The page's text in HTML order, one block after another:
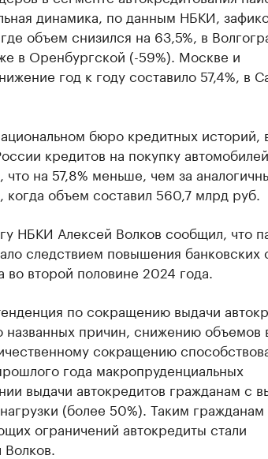
динамика, по данным НБКИ,
объем снизился на 63,5%, в
в Оренбургской (-59%). Москве и
год к году составило 57,4%, в
бюро кредитных историй,
кредитов на покупку
на 57,8% меньше, чем за
объем составил 560,7 млрд руб.
НБКИ Алексей Волков сообщил, что
следствием повышения банковских
во второй половине 2024 года.
по сокращению выдачи
причин, снижению объемов
сокращению
года макропруденциальных
выдачи автокредитов гражданам с
(более 50%). Таким
ограничений автокредиты стали